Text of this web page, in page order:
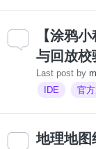
【涂鸦
与回放校
Last post by
IDE
官
地理地图